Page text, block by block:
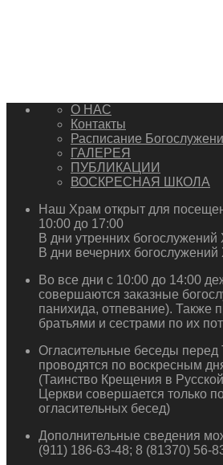
О НАС
Контакты
Расписание
ГАЛЕРЕЯ
ПУБЛИКАЦИИ
ВОСКРЕСНАЯ ШКОЛА
Наш Храм открыт для
10:00 до 17:00
В дни утренних
В дни вечерних
Во все дни с 10:00 до 14:00
совершаются заказные
панихида, отпевание). Также
братьями и сестрами по их
Огласительные беседы
проводятся по воскресным
(Таинство Крещения в
Церкви совершается только
огласительных бесед)
Дополнительные сведения
(911) 186-63-48; 8 (81370) 56-